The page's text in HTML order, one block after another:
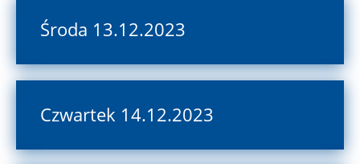
Środa 13.12.2023
Czwartek 14.12.2023